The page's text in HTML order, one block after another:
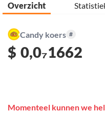
Overzicht
Candy koers #
$ 0,0₇1662
Momenteel kunnen we